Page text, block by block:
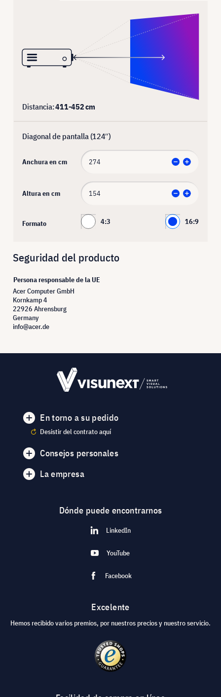
Distancia:411-452cm
Diagonal de pantalla (124″)
Anchura en cm
Altura en cm
Formato 4:3 16:9
Seguridad del producto
Persona responsable de la UE
Acer Computer GmbH
Kornkamp 4
22926 Ahrensburg
Germany
info@acer.de
En torno a su pedido
Desistir del contrato aquí
Consejos personales
La empresa
Dónde puede encontrarnos
LinkedIn
YouTube
Facebook
Excelente
Hemos recibido varios premios, por nuestros precios y nuestro servicio.